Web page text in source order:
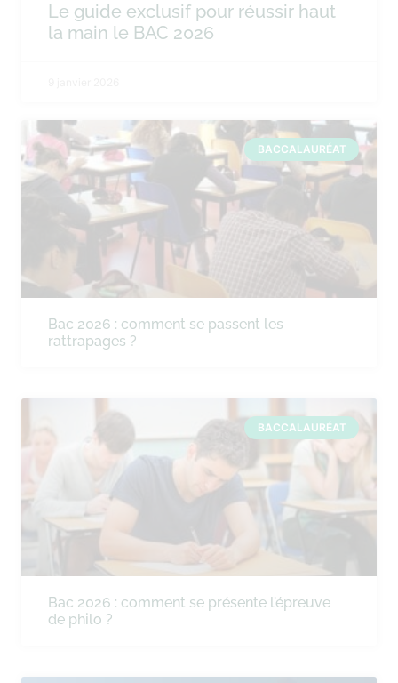
Le guide exclusif pour réussir haut
la main le BAC 2026
BACCALAURÉAT
Bac 2026 : comment se passent les
rattrapages ?
BACCALAURÉAT
Bac 2026 : comment se présente l’épreuve
de philo ?